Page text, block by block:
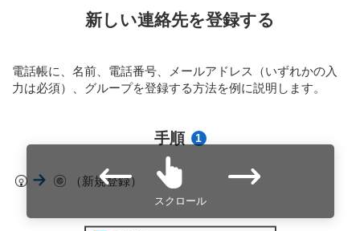
新しい連絡先を登録する
電話帳に、名前、電話番号、メールアドレス（いずれかの入
力は必須）、グループを登録する方法を例に説明します。
手順 1
（新規登録）
スクロール